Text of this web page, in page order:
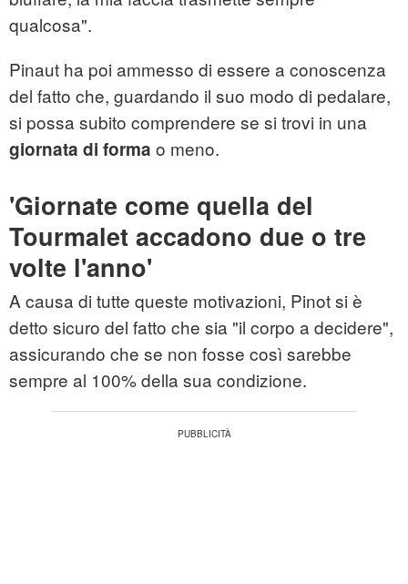
qualcosa".
Pinaut ha poi ammesso di essere a conoscenza
del fatto che, guardando il suo modo di pedalare,
si possa subito comprendere se si trovi in una
giornata di forma o meno.
'Giornate come quella del
Tourmalet accadono due o tre
volte l'anno'
A causa di tutte queste motivazioni, Pinot si è
detto sicuro del fatto che sia "il corpo a decidere",
assicurando che se non fosse così sarebbe
sempre al 100% della sua condizione.